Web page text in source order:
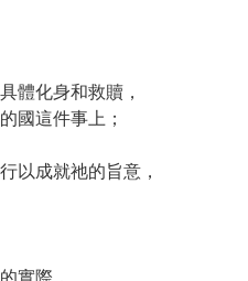
體化身和救贖，
國這件事上；
以成就祂的旨意，
實際，